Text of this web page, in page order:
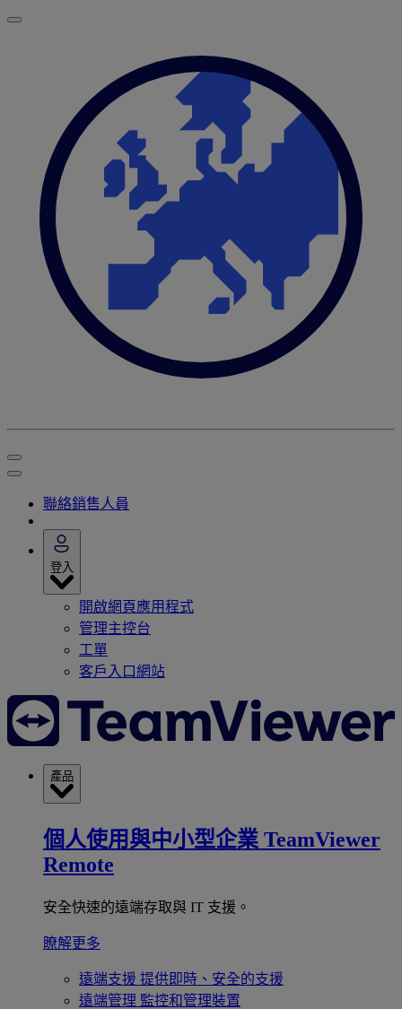
聯絡銷售人員
登入
開啟網頁應用程式
管理主控台
工單
客戶入口網站
產品
個人使用與中小型企業 TeamViewer
Remote
安全快速的遠端存取與 IT 支援。
瞭解更多
遠端支援 提供即時、安全的支援
遠端管理 監控和管理裝置